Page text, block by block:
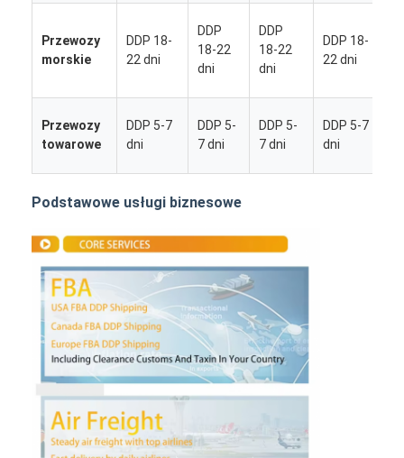
O nas
Wycieczka po fabryce
Kontrola jakości
Skontaktuj się z nami
Rozmawiaj teraz.
Przewozy
morskie
DDP 18-
22 dni
DDP
18-22
dni
DDP
18-22
dni
DDP 18-
22 dni
Przewozy
towarowe
DDP 5-7
dni
DDP 5-
7 dni
DDP 5-
7 dni
DDP 5-7
dni
Podstawowe usługi biznesowe